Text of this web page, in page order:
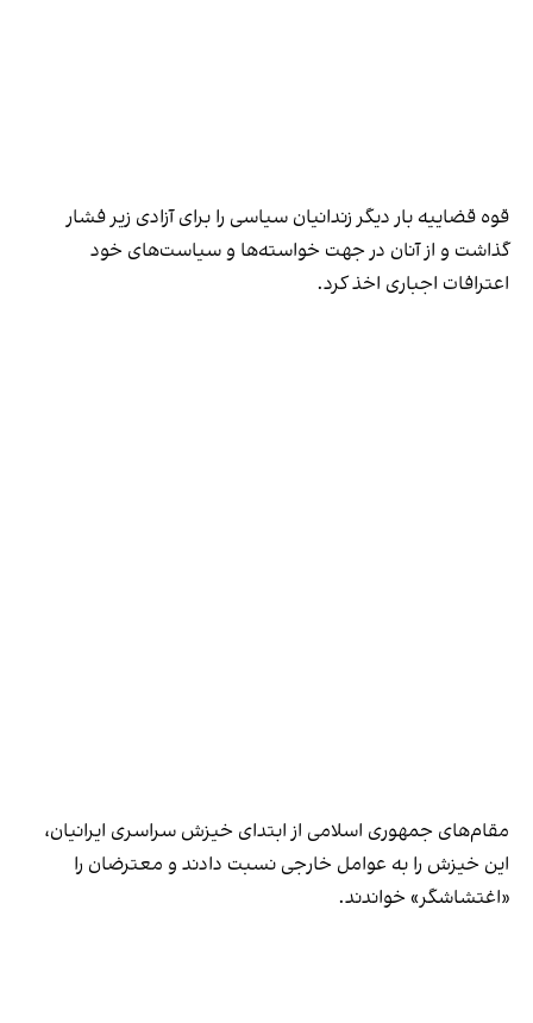
قوه قضاییه بار دیگر زندانیان سیاسی را برای آزادی زیر فشار
گذاشت و از آنان در جهت خواسته‌ها و سیاست‌های خود
اعترافات اجباری اخذ کرد.
مقام‌های جمهوری اسلامی از ابتدای خیزش سراسری ایرانیان،
این خیزش را به عوامل خارجی نسبت دادند و معترضان را
«اغتشاشگر» خواندند.